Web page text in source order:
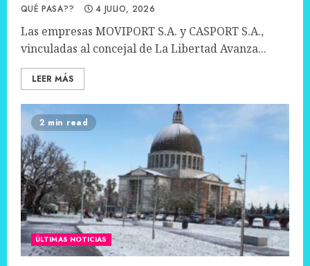
QUÉ PASA?? 4 JULIO, 2026
Las empresas MOVIPORT S.A. y CASPORT S.A.,
vinculadas al concejal de La Libertad Avanza...
LEER MÁS
2 min read
ÚLTIMAS NOTICIAS